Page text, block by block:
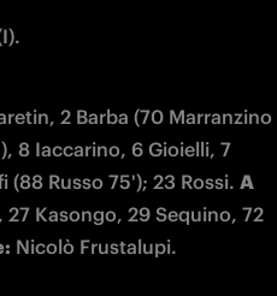
2 Barba (70 Marranzino
8 Iaccarino, 6 Gioielli, 7
(88 Russo 75'); 23 Rossi. A
Kasongo, 29 Sequino, 72
Nicolò Frustalupi.